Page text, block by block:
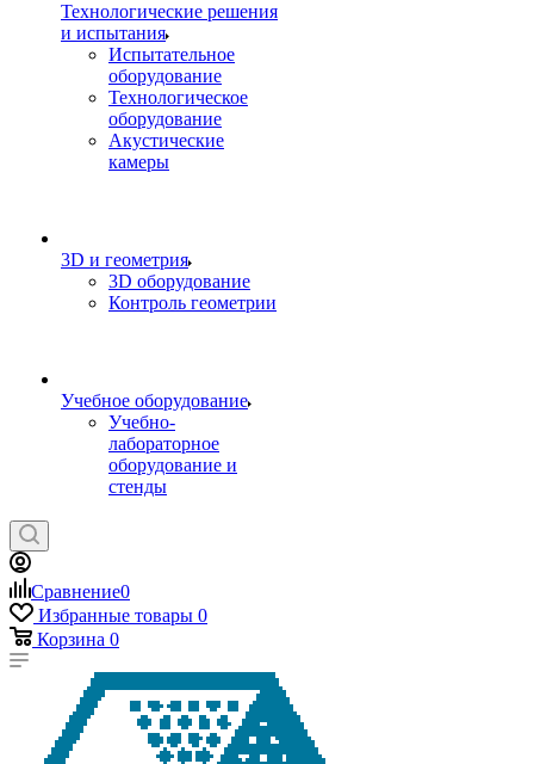
Технологические решения
и испытания
Испытательное
оборудование
Технологическое
оборудование
Акустические
камеры
3D и геометрия
3D оборудование
Контроль геометрии
Учебное оборудование
Учебно-
лабораторное
оборудование и
стенды
Сравнение0
Избранные товары 0
Корзина 0